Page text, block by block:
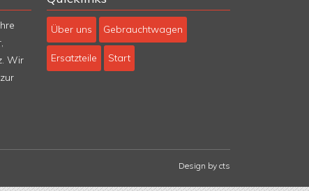
Wir
Navigation
überspringen
Über uns Gebrauchtwagen
Ersatzteile Start
Design by cts